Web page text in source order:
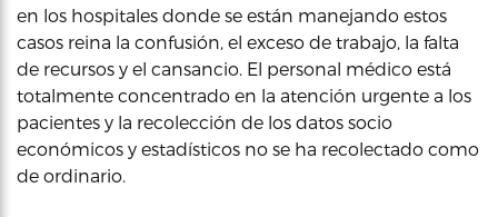
en los hospitales donde se están manejando estos
casos reina la confusión, el exceso de trabajo, la falta
de recursos y el cansancio. El personal médico está
totalmente concentrado en la atención urgente a los
pacientes y la recolección de los datos socio
económicos y estadísticos no se ha recolectado como
de ordinario.